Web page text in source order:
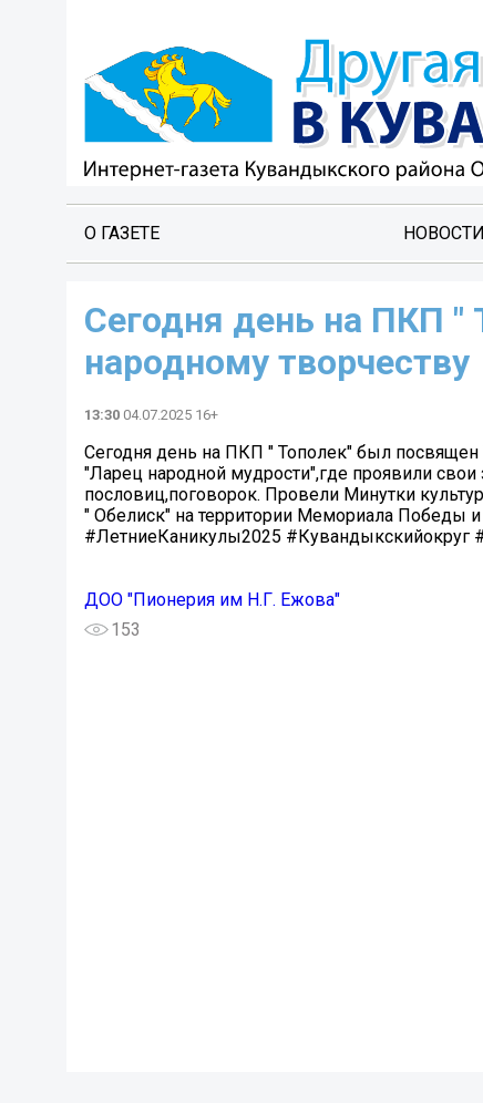
О ГАЗЕТЕ НОВОСТИ
Сегодня день на ПКП
народному творчеству
13:30 04.07.2025 16+
Сегодня день на ПКП " Тополек" был посвящен
"Ларец народной мудрости",где проявили свои
пословиц,поговорок. Провели Минутки
" Обелиск" на территории Мемориала
#ЛетниеКаникулы2025
ДОО "Пионерия им Н.Г. Ежова"
153